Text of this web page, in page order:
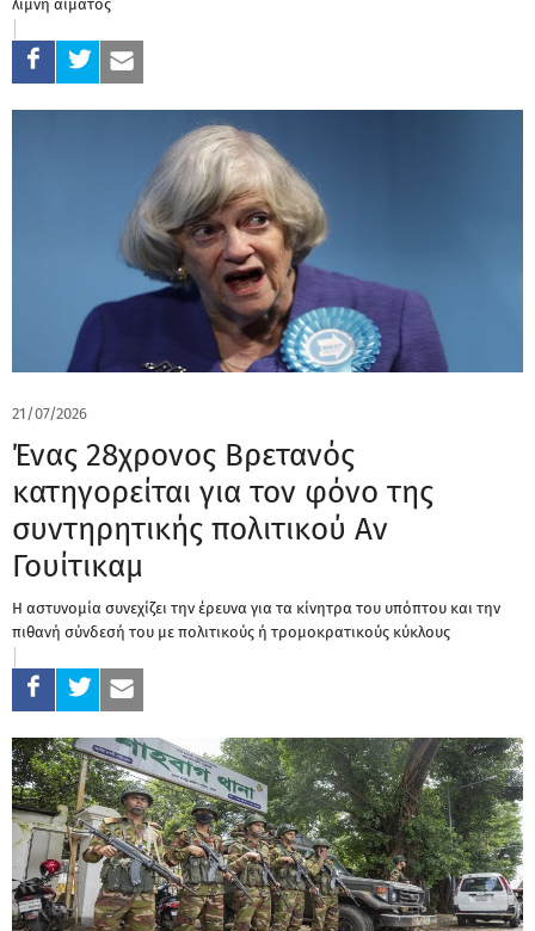
λίμνη αίματος
21/07/2026
Ένας 28χρονος Βρετανός
κατηγορείται για τον φόνο της
συντηρητικής πολιτικού Αν
Γουίτικαμ
Η αστυνομία συνεχίζει την έρευνα για τα κίνητρα του υπόπτου και την
πιθανή σύνδεσή του με πολιτικούς ή τρομοκρατικούς κύκλους